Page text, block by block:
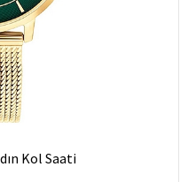
Kol Saati